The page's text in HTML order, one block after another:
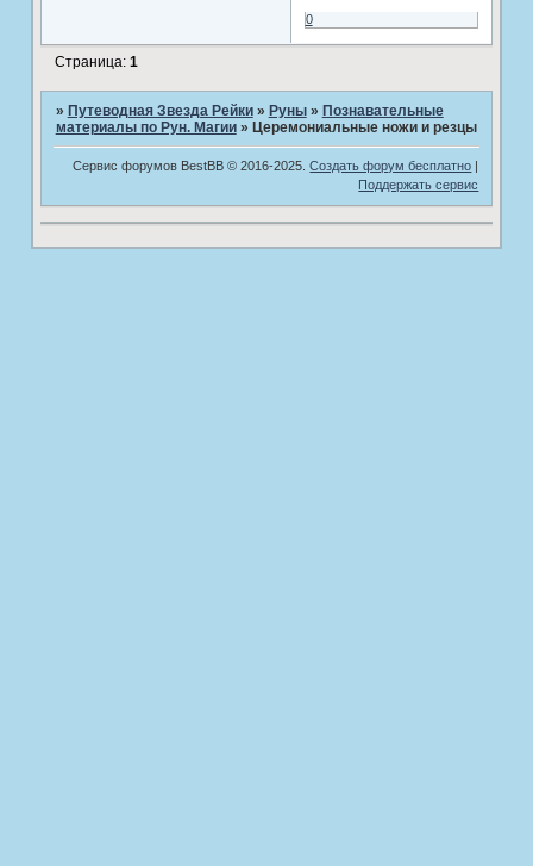
0
Страница: 1
» Путеводная Звезда Рейки » ­Руны » Познавательные
материалы по Рун. Магии » Церемониальные ножи и резцы
Сервис форумов BestBB © 2016-2025.Создать форум бесплатно |
Поддержать сервис